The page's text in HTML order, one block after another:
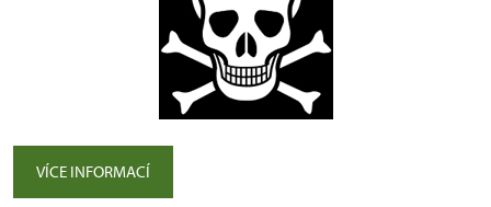
VÍCE INFORMACÍ